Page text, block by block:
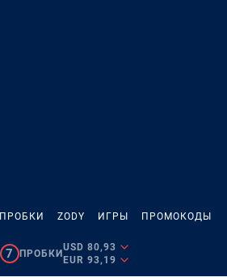
ПРОБКИ ZODY ИГРЫ ПРОМОКОДЫ
7 ПРОБКИ
USD 80,93
EUR 93,19